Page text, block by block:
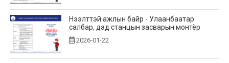
Нээлттэй ажлын байр - Улаанбаатар
салбар, дэд станцын засварын монтёр
2026-01-22